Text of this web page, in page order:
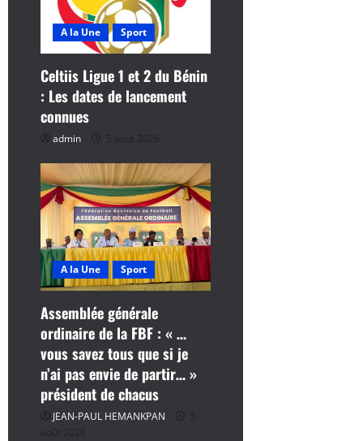
c
l
e
A la Une Sport
Celtiis Ligue 1 et 2 du Bénin
: Les dates de lancement
connues
admin 5 août 2026
A la Une Sport
Assemblée générale
ordinaire de la FBF : « …
vous savez tous que si je
n’ai pas envie de partir… »
président de chacus
JEAN-PAUL HEMANKPAN
5
août 2026